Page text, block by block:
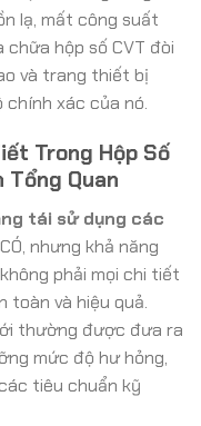
lạ, mất công suất
hộp số CVT đòi
và trang thiết bị
xác của nó.
Trong Hộp Số
Tổng Quan
tái sử dụng các
nhưng khả năng
phải mọi chi tiết
toàn và hiệu quả.
thường được đưa ra
mức độ hư hỏng,
tiêu chuẩn kỹ